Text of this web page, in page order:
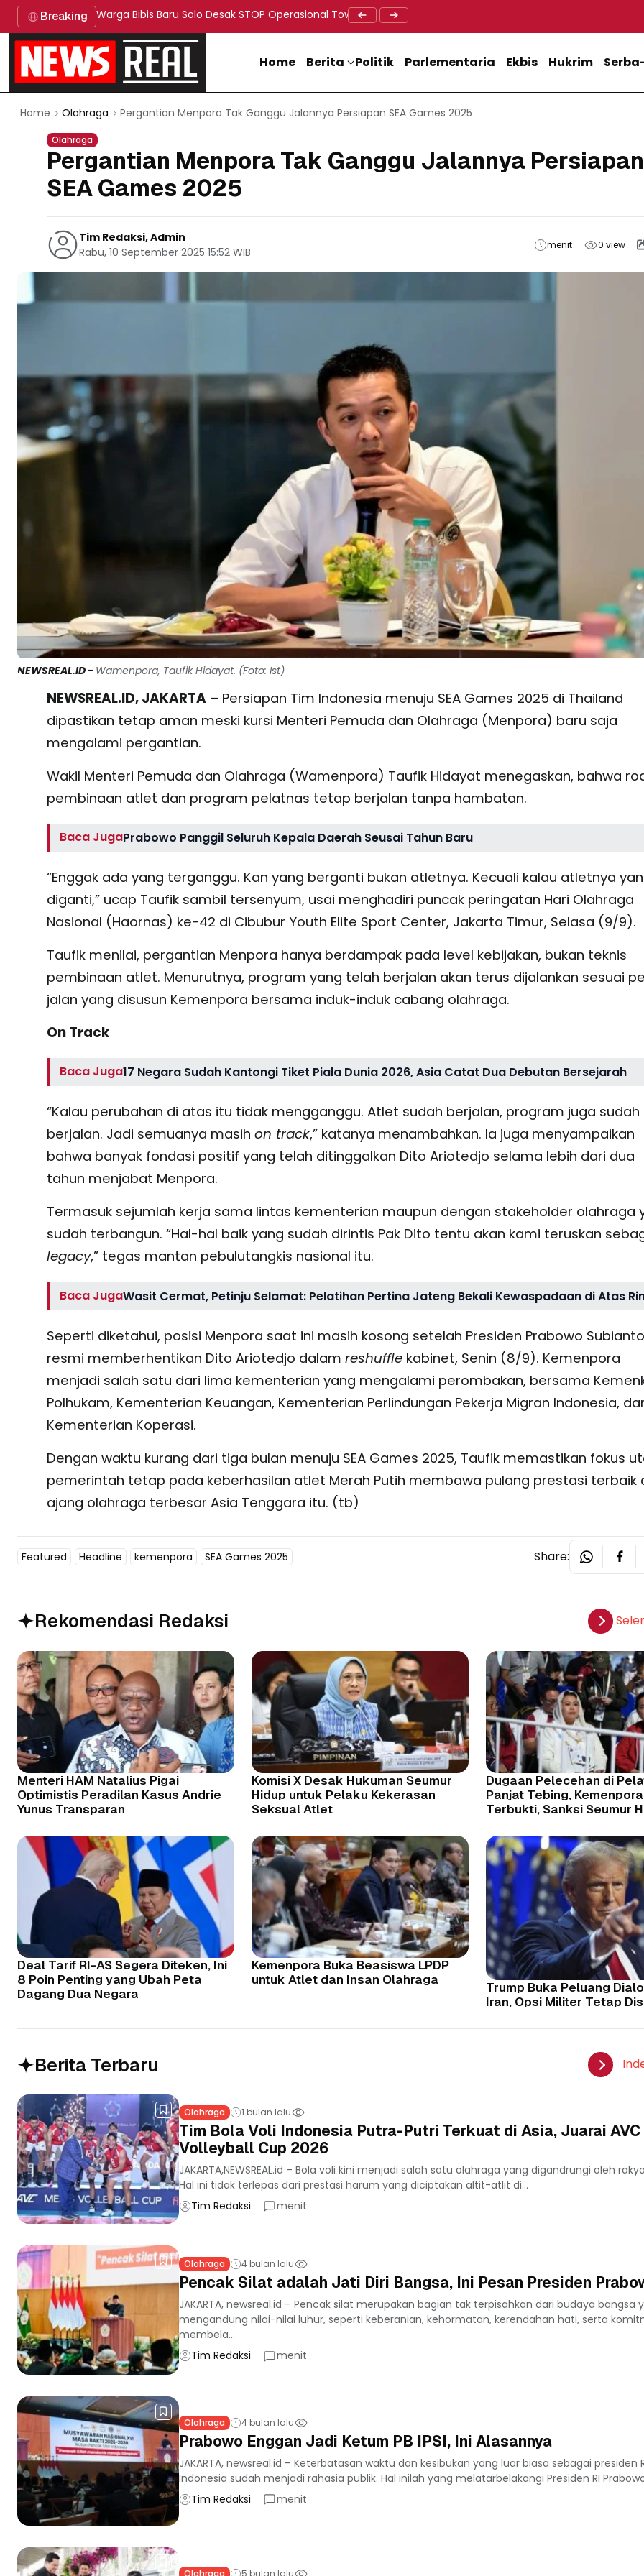
Breaking Warga Bibis Baru Solo Desak STOP Operasional Tower BTS, Diwa : Nyawa dan Keselamatan Warga Lebih
Doa Lintas Agama Perkuat Semangat Persatuan Jelang
Home Berita Politik Parlementaria Ekbis Hukrim
Home Olahraga Pergantian Menpora Tak Ganggu Jalannya Persiapan SEA Games 2025
Olahraga
Pergantian Menpora Tak Ganggu Jalannya Persiapan
SEA Games 2025
Tim Redaksi, Admin
Rabu, 10 September 2025 15:52 WIB
menit 0view
NEWSREAL.ID - Wamenpora, Taufik Hidayat. (Foto: Ist)
NEWSREAL.ID, JAKARTA– Persiapan Tim Indonesia menuju SEA Games 2025 di Thailand
dipastikan tetap aman meski kursi Menteri Pemuda dan Olahraga (Menpora) baru saja
mengalami pergantian.
Wakil Menteri Pemuda dan Olahraga (Wamenpora) Taufik Hidayat menegaskan, bahwa
pembinaan atlet dan program pelatnas tetap berjalan tanpa hambatan.
Baca JugaPrabowo Panggil Seluruh Kepala Daerah Seusai Tahun Baru
“Enggak ada yang terganggu. Kan yang berganti bukan atletnya. Kecuali kalau atletnya
diganti,” ucap Taufik sambil tersenyum, usai menghadiri puncak peringatan Hari Olahraga
Nasional (Haornas) ke-42 di Cibubur Youth Elite Sport Center, Jakarta Timur, Selasa (9/9).
Taufik menilai, pergantian Menpora hanya berdampak pada level kebijakan, bukan teknis
pembinaan atlet. Menurutnya, program yang telah berjalan akan terus dijalankan sesuai
jalan yang disusun Kemenpora bersama induk-induk cabang olahraga.
On Track
Baca Juga17 Negara Sudah Kantongi Tiket Piala Dunia 2026, Asia Catat Dua Debutan Bersejarah
“Kalau perubahan di atas itu tidak mengganggu. Atlet sudah berjalan, program juga sudah
berjalan. Jadi semuanya masih on track,” katanya menambahkan. Ia juga menyampaikan
bahwa banyak fondasi positif yang telah ditinggalkan Dito Ariotedjo selama lebih dari dua
tahun menjabat Menpora.
Termasuk sejumlah kerja sama lintas kementerian maupun dengan stakeholder olahraga
sudah terbangun. “Hal-hal baik yang sudah dirintis Pak Dito tentu akan kami teruskan
legacy,” tegas mantan pebulutangkis nasional itu.
Baca JugaWasit Cermat, Petinju Selamat: Pelatihan Pertina Jateng Bekali Kewaspadaan di Atas
Seperti diketahui, posisi Menpora saat ini masih kosong setelah Presiden Prabowo Subianto
resmi memberhentikan Dito Ariotedjo dalam reshufflekabinet, Senin (8/9). Kemenpora
menjadi salah satu dari lima kementerian yang mengalami perombakan, bersama
Polhukam, Kementerian Keuangan, Kementerian Perlindungan Pekerja Migran Indonesia,
Kementerian Koperasi.
Dengan waktu kurang dari tiga bulan menuju SEA Games 2025, Taufik memastikan fokus
pemerintah tetap pada keberhasilan atlet Merah Putih membawa pulang prestasi terbaik
ajang olahraga terbesar Asia Tenggara itu. (tb)
Featured Headline kemenpora SEA Games 2025 Share:
Rekomendasi Redaksi
Menteri HAM Natalius Pigai
Optimistis Peradilan Kasus Andrie
Yunus Transparan
Komisi X Desak Hukuman Seumur
Hidup untuk Pelaku Kekerasan
Seksual Atlet
Dugaan Pelecehan di
Panjat Tebing,
Terbukti, Sanksi Seumur
Deal Tarif RI-AS Segera Diteken, Ini
8 Poin Penting yang Ubah Peta
Dagang Dua Negara
Kemenpora Buka Beasiswa LPDP
untuk Atlet dan Insan Olahraga
Trump Buka Peluang
Iran, Opsi Militer Tetap
Berita Terbaru
Olahraga 1 bulan lalu
Tim Bola Voli Indonesia Putra-Putri Terkuat di Asia, Juarai AVC
Volleyball Cup 2026
JAKARTA,NEWSREAL.id – Bola voli kini menjadi salah satu olahraga yang digandrungi oleh
Hal ini tidak terlepas dari prestasi harum yang diciptakan altit-atlit di...
Tim Redaksi
menit
Olahraga 4 bulan lalu
Pencak Silat adalah Jati Diri Bangsa, Ini Pesan Presiden
JAKARTA, newsreal.id – Pencak silat merupakan bagian tak terpisahkan dari budaya bangsa
mengandung nilai-nilai luhur, seperti keberanian, kehormatan, kerendahan hati, serta
membela...
Tim Redaksi
menit
Olahraga 4 bulan lalu
Prabowo Enggan Jadi Ketum PB IPSI, Ini Alasannya
JAKARTA, newsreal.id – Keterbatasan waktu dan kesibukan yang luar biasa sebagai presiden
Indonesia sudah menjadi rahasia publik. Hal inilah yang melatarbelakangi Presiden RI
Tim Redaksi
menit
Olahraga 5 bulan lalu